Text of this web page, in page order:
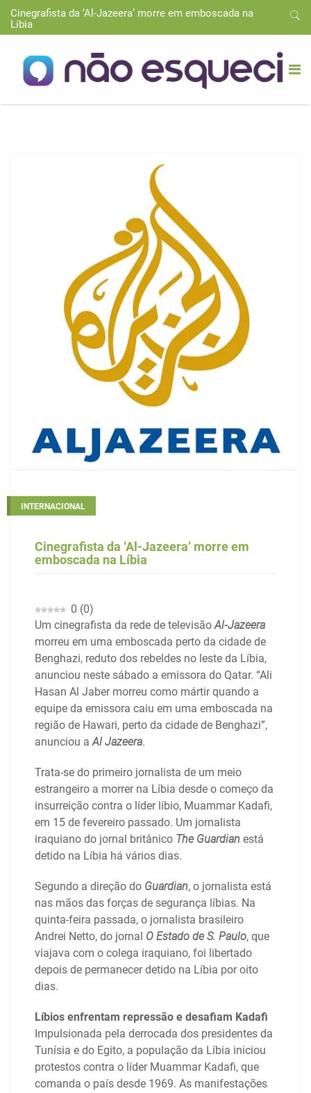
Cinegrafista da ‘Al-Jazeera’ morre em emboscada na
Líbia
INTERNACIONAL
Cinegrafista da ‘Al-Jazeera’ morre em
emboscada na Líbia
0 (0)
Um cinegrafista da rede de televisãoAl-Jazeera
morreu em uma emboscada perto da cidade de
Benghazi, reduto dos rebeldes no leste da Líbia,
anunciou neste sábado a emissora do Qatar. “Ali
Hasan Al Jaber morreu como mártir quando a
equipe da emissora caiu em uma emboscada na
região de Hawari, perto da cidade de Benghazi”,
anunciou aAl Jazeera.
Trata-se do primeiro jornalista de um meio
estrangeiro a morrer na Líbia desde o começo da
insurreição contra o líder líbio, Muammar Kadafi,
em 15 de fevereiro passado. Um jornalista
iraquiano do jornal britânico The Guardian está
detido na Líbia há vários dias.
Segundo a direção do Guardian, o jornalista está
nas mãos das forças de segurança líbias. Na
quinta-feira passada, o jornalista brasileiro
Andrei Netto, do jornal O Estado de S. Paulo, que
viajava com o colega iraquiano, foi libertado
depois de permanecer detido na Líbia por oito
dias.
Líbios enfrentam repressão e desafiam Kadafi
Impulsionada pela derrocada dos presidentes da
Tunísia e do Egito, a população da Líbia iniciou
protestos contra o líder Muammar Kadafi, que
comanda o país desde 1969. As manifestações